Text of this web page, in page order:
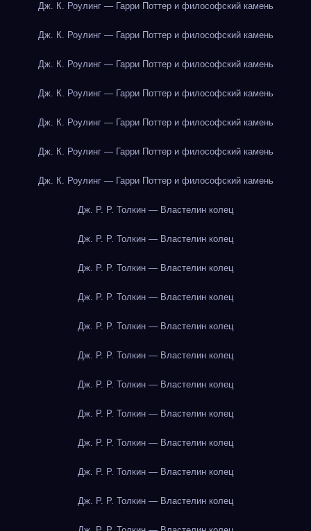
Дж. К. Роулинг — Гарри Поттер и философский камень
Дж. К. Роулинг — Гарри Поттер и философский камень
Дж. К. Роулинг — Гарри Поттер и философский камень
Дж. К. Роулинг — Гарри Поттер и философский камень
Дж. К. Роулинг — Гарри Поттер и философский камень
Дж. К. Роулинг — Гарри Поттер и философский камень
Дж. К. Роулинг — Гарри Поттер и философский камень
Дж. Р. Р. Толкин — Властелин колец
Дж. Р. Р. Толкин — Властелин колец
Дж. Р. Р. Толкин — Властелин колец
Дж. Р. Р. Толкин — Властелин колец
Дж. Р. Р. Толкин — Властелин колец
Дж. Р. Р. Толкин — Властелин колец
Дж. Р. Р. Толкин — Властелин колец
Дж. Р. Р. Толкин — Властелин колец
Дж. Р. Р. Толкин — Властелин колец
Дж. Р. Р. Толкин — Властелин колец
Дж. Р. Р. Толкин — Властелин колец